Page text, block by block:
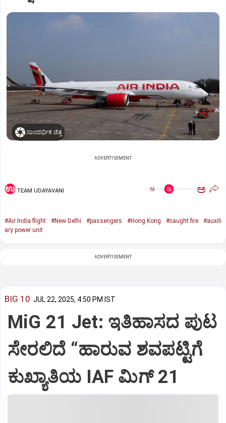
ಸಾಂದರ್ಭಿಕ ಚಿತ್ರ
ADVERTISEMENT
TEAM UDAYAVANI ಅ ಅ
#Air India flight #New Delhi #passengers #Hong Kong #caught fire
#auxili
ary power unit
ADVERTISEMENT
BIG 10 JUL 22, 2025, 4:50 PM IST
MiG 21 Jet: ಇತಿಹಾಸದ ಪುಟ
ಸೇರಲಿದೆ “ಹಾರುವ ಶವಪಟ್ಟಿಗೆ
ಕುಖ್ಯಾತಿಯ IAF ಮಿಗ್‌ 21